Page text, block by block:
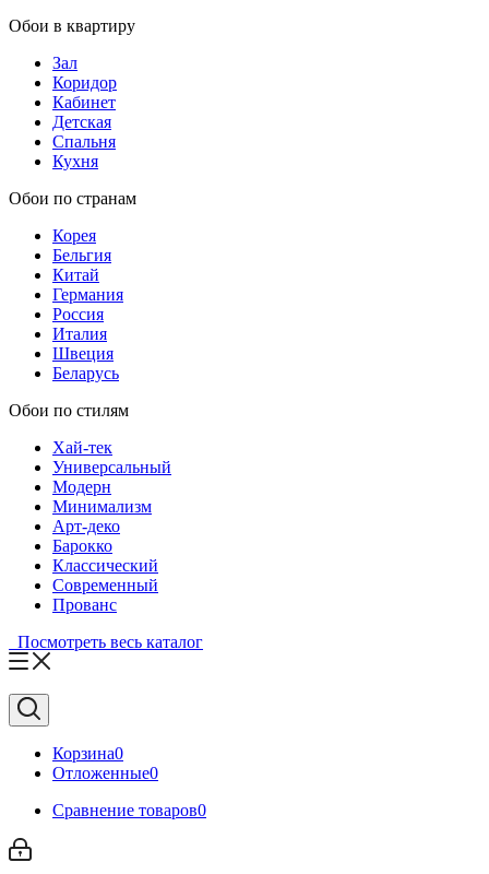
Обои в квартиру
Зал
Коридор
Кабинет
Детская
Спальня
Кухня
Обои по странам
Корея
Бельгия
Китай
Германия
Россия
Италия
Швеция
Беларусь
Обои по стилям
Хай-тек
Универсальный
Модерн
Минимализм
Арт-деко
Барокко
Классический
Современный
Прованс
Посмотреть весь каталог
Корзина0
Отложенные0
Сравнение товаров0